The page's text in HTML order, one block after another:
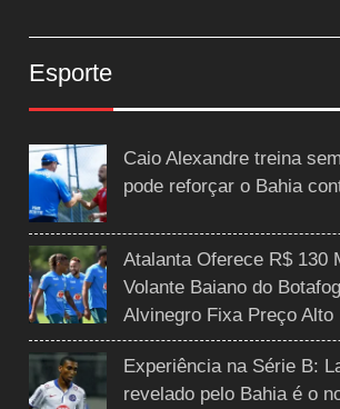
Esporte
Caio Alexandre treina
pode reforçar o Bahia
Atalanta Oferece R$ 130
Volante Baiano do
Alvinegro Fixa Preço Alto
Experiência na Série B:
revelado pelo Bahia é o